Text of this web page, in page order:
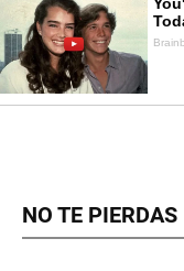
NO TE PIERDAS